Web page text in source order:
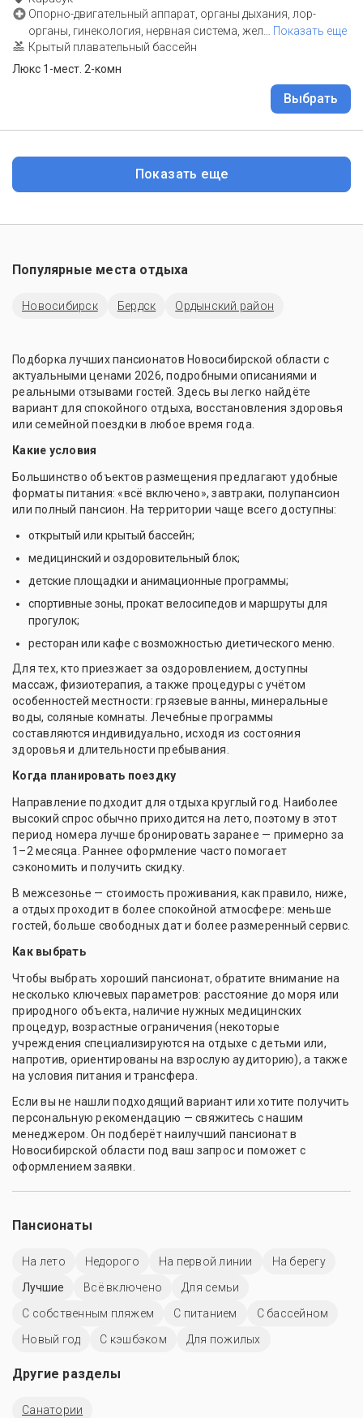
Опорно-двигательный аппарат, органы дыхания, лор-
органы, гинекология, нервная система, жел
Показать еще
Крытый плавательный бассейн
Люкс 1-мест. 2-комн
Выбрать
Показать еще
Популярные места отдыха
Новосибирск Бердск Ордынский район
Подборка лучших пансионатов Новосибирской области с
актуальными ценами 2026, подробными описаниями и
реальными отзывами гостей. Здесь вы легко найдёте
вариант для спокойного отдыха, восстановления здоровья
или семейной поездки в любое время года.
Какие условия
Большинство объектов размещения предлагают удобные
форматы питания: «всё включено», завтраки, полупансион
или полный пансион. На территории чаще всего доступны:
открытый или крытый бассейн;
медицинский и оздоровительный блок;
детские площадки и анимационные программы;
спортивные зоны, прокат велосипедов и маршруты для
прогулок;
ресторан или кафе с возможностью диетического меню.
Для тех, кто приезжает за оздоровлением, доступны
массаж, физиотерапия, а также процедуры с учётом
особенностей местности: грязевые ванны, минеральные
воды, соляные комнаты. Лечебные программы
составляются индивидуально, исходя из состояния
здоровья и длительности пребывания.
Когда планировать поездку
Направление подходит для отдыха круглый год. Наиболее
высокий спрос обычно приходится на лето, поэтому в этот
период номера лучше бронировать заранее — примерно за
1–2 месяца. Раннее оформление часто помогает
сэкономить и получить скидку.
В межсезонье — стоимость проживания, как правило, ниже,
а отдых проходит в более спокойной атмосфере: меньше
гостей, больше свободных дат и более размеренный сервис.
Как выбрать
Чтобы выбрать хороший пансионат, обратите внимание на
несколько ключевых параметров: расстояние до моря или
природного объекта, наличие нужных медицинских
процедур, возрастные ограничения (некоторые
учреждения специализируются на отдыхе с детьми или,
напротив, ориентированы на взрослую аудиторию), а также
на условия питания и трансфера.
Если вы не нашли подходящий вариант или хотите получить
персональную рекомендацию — свяжитесь с нашим
менеджером. Он подберёт наилучший пансионат в
Новосибирской области под ваш запрос и поможет с
оформлением заявки.
Пансионаты
На лето Недорого На первой линии
На берегу
Лучшие
Всё включено
Для семьи
С собственным пляжем
С питанием
C бассейном
Новый год
С кэшбэком Для пожилых
Другие разделы
Санатории